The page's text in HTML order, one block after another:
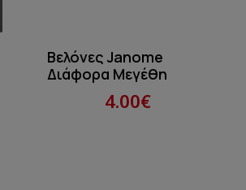
Βελόνες Janome
Διάφορα Μεγέθη
4.00€